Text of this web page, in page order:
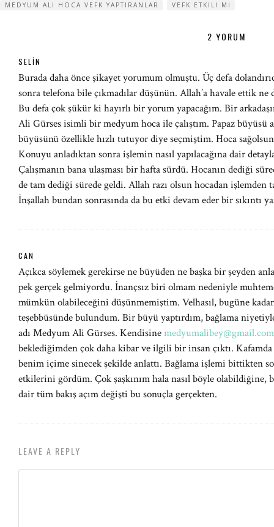
MEDYUM ALI HOCA VEFK YAPTIRANLAR
VEFK ETKILI MI
2 YORUM
SELIN
Burada daha önce şikayet yorumum olmuştu. Üç defa
sonra telefona bile çıkmadılar düşünün. Allah’a havale ettik
Bu defa çok şükür ki hayırlı bir yorum yapacağım. Bir
Ali Gürses isimli bir medyum hoca ile çalıştım. Papaz büyüsü
büyüsünü özellikle hızlı tutuyor diye seçmiştim. Hoca
Konuyu anladıktan sonra işlemin nasıl yapılacağına dair
Çalışmanın bana ulaşması bir hafta sürdü. Hocanın dediği
de tam dediği sürede geldi. Allah razı olsun hocadan
İnşallah bundan sonrasında da bu etki devam eder bir sıkıntı
CAN
Açıkca söylemek gerekirse ne büyüden ne başka bir şeyden
pek gerçek gelmiyordu. İnançsız biri olmam nedeniyle
mümkün olabileceğini düşünmemiştim. Velhasıl, bugüne
teşebbüsünde bulundum. Bir büyü yaptırdım, bağlama
adı Medyum Ali Gürses. Kendisinemedyumalibey@gmail.com
beklediğimden çok daha kibar ve ilgili bir insan çıktı.
benim içime sinecek şekilde anlattı. Bağlama işlemi bittikten
etkilerini gördüm. Çok şaşkınım hala nasıl böyle
dair tüm bakış açım değişti bu sonuçla gerçekten.
LEAVE A REPLY